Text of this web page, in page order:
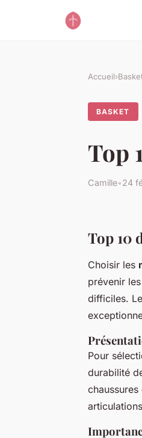
Accueil›
BASKET
Top
Camille•24
Top 10
Choisir les
prévenir
difficiles.
Pour
durabilité